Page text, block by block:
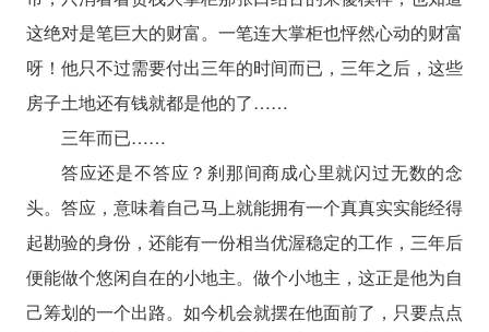
这绝对是笔巨大的财富。一笔连大掌柜也怦然心动的财富
呀！他只不过需要付出三年的时间而已，三年之后，这些
房子土地还有钱就都是他的了……
三年而已……
答应还是不答应？刹那间商成心里就闪过无数的念
头。答应，意味着自己马上就能拥有一个真真实实能经得
起勘验的身份，还能有一份相当优渥稳定的工作，三年后
便能做个悠闲自在的小地主。做个小地主，这正是他为自
己筹划的一个出路。如今机会就摆在他面前了，只要点点